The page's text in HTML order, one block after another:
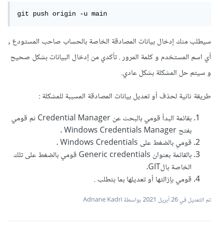
git push origin -u main
سيطلب منك إدخال بيانات المصادقة الخاصة بالحساب صاحب المستودع ,
أي اسم المستخدم و كلمة المرور . تأكدي من إدخال البيانات بشكل صحيح
و سيتم حل المشكلة بشكل عادي.
طريقة ثانية لحذف أو تعديل بيانات المصادقة المسببة للمشكلة :
بقائمة البدأ قومي بالبحث عن Credential Manager ثم قومي
بفتح Windows Credentials Manager .
قومي بالضغط على Windows Credentials .
بالقائمة بعنوان Generic credentials قومي بالضغط على تلك
الخاصة بالGIT.
قومي بإزالتها أو تعديلها بما بتطلب .
تم التعديل في26 أبريل 2021 بواسطة Adnane Kadri